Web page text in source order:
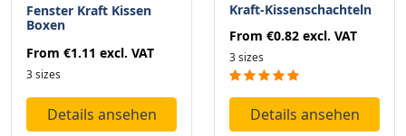
Fenster Kraft Kissen
Boxen
From €1.11 excl. VAT
3 sizes
Details ansehen
Kraft-Kissenschachteln
From €0.82 excl. VAT
3 sizes
Details ansehen